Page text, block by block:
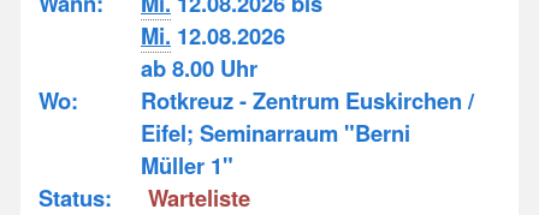
Mi. 12.08.2026
ab 8.00 Uhr
Wo:
Rotkreuz - Zentrum Euskirchen /
Eifel; Seminarraum "Berni
Müller 1"
Status:
Warteliste